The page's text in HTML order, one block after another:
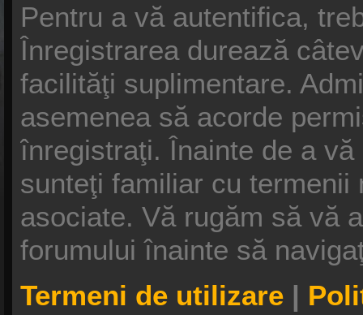
Pentru a vă autentifica,
Înregistrarea durează
facilităţi suplimentare.
asemenea să acorde
înregistraţi. Înainte de a
sunteţi familiar cu
asociate. Vă rugăm să vă
forumului înainte să
Termeni de utilizare|